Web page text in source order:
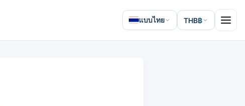
แบบไทย THB฿ Open